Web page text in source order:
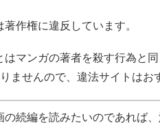
作権に違反しています。
マンガの著者を殺す行為と
ませんので、違法サイトはお
の続編を読みたいのであれば、